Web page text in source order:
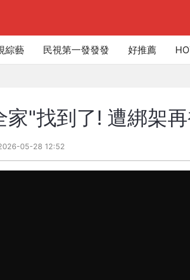
綜藝 民視第一發發發 好推薦
家"找到了! 遭綁架
05-28 12:52